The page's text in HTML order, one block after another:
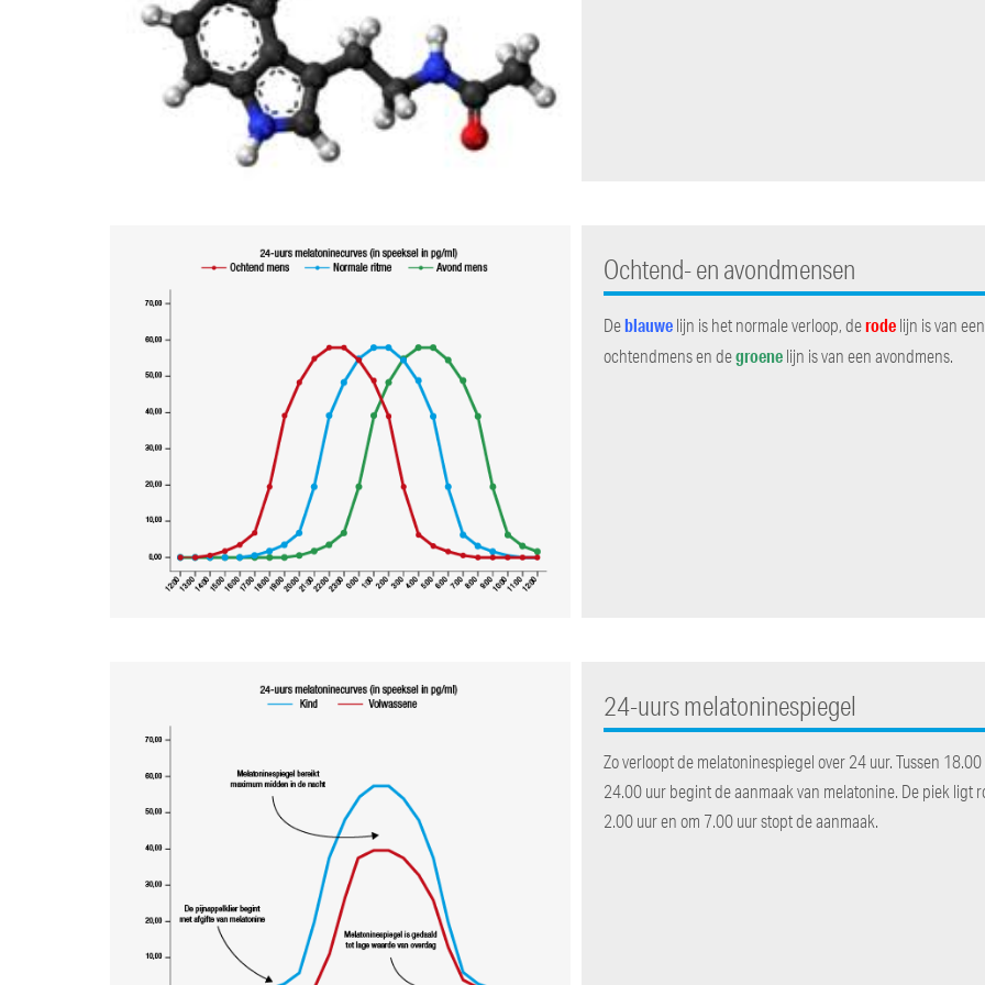
Ochtend- en avondmensen
Deblauwe lijn is het normale verloop, derode lijn is van een
ochtendmens en degroene lijn is van een avondmens.
24-uurs melatoninespiegel
Zo verloopt de melatoninespiegel over 24 uur. Tussen
24.00 uur begint de aanmaak van melatonine. De piek ligt
2.00 uur en om 7.00 uur stopt de aanmaak.